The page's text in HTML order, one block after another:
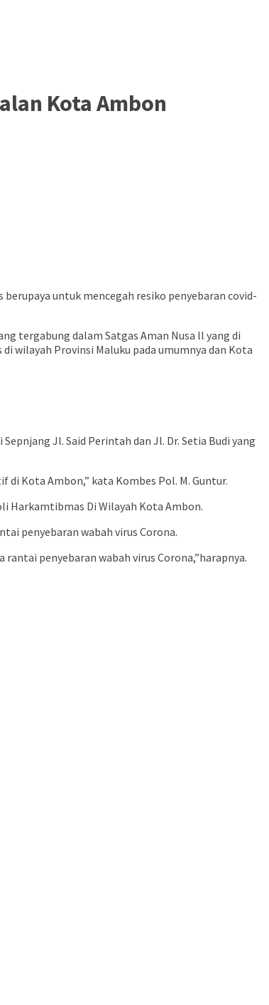
Kota Ambon
untuk mencegah resiko penyebaran covid-
tergabung dalam Satgas Aman Nusa ll yang di
wilayah Provinsi Maluku pada umumnya dan Kota
Jl. Said Perintah dan Jl. Dr. Setia Budi yang
Kota Ambon,” kata Kombes Pol. M. Guntur.
Harkamtibmas Di Wilayah Kota Ambon.
penyebaran wabah virus Corona.
penyebaran wabah virus Corona,”harapnya.